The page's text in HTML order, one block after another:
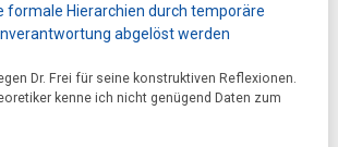
formale Hierarchien durch temporäre
abgelöst werden
Dr. Frei für seine konstruktiven Reflexionen.
kenne ich nicht genügend Daten zum